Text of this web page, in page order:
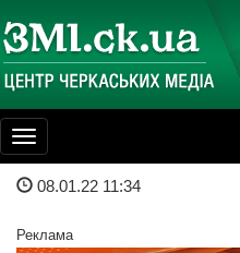
Toggle
navigation
08.01.22 11:34
Реклама